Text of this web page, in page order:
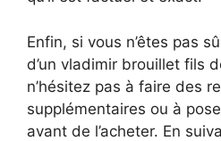
Enfin, si vous n’êtes pas
d’un vladimir brouillet fils
n’hésitez pas à faire des
supplémentaires ou à
avant de l’acheter. En